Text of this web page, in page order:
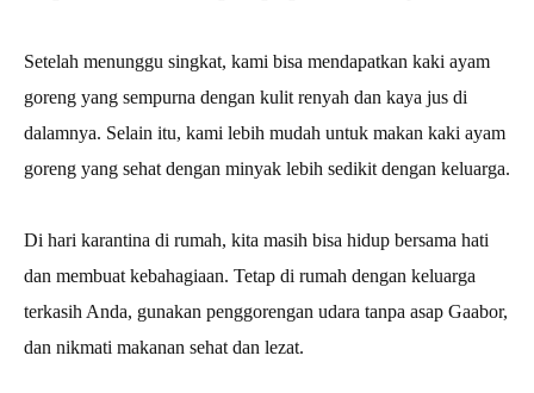
Setelah menunggu singkat, kami bisa mendapatkan kaki ayam
goreng yang sempurna dengan kulit renyah dan kaya jus di
dalamnya. Selain itu, kami lebih mudah untuk makan kaki ayam
goreng yang sehat dengan minyak lebih sedikit dengan keluarga.
Di hari karantina di rumah, kita masih bisa hidup bersama hati
dan membuat kebahagiaan. Tetap di rumah dengan keluarga
terkasih Anda, gunakan penggorengan udara tanpa asap Gaabor,
dan nikmati makanan sehat dan lezat.